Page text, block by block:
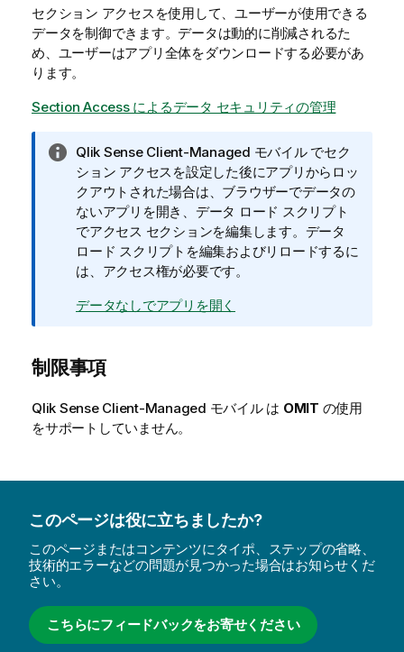
セクション アクセスを使用して、ユーザーが使用できる
データを制御できます。データは動的に削減されるた
め、ユーザーはアプリ全体をダウンロードする必要があ
ります。
Section Access によるデータ セキュリティの管理
情
報
メ
モ
Qlik Sense Client-Managed モバイルでセク
ション アクセスを設定した後にアプリからロッ
クアウトされた場合は、ブラウザーでデータの
ないアプリを開き、データ ロード スクリプト
でアクセス セクションを編集します。データ
ロード スクリプトを編集およびリロードするに
は、アクセス権が必要です。
データなしでアプリを開く
制限事項
Qlik Sense Client-Managed モバイルは OMIT の使用
をサポートしていません。
このページは役に立ちましたか?
このページまたはコンテンツにタイポ、ステップの省略、
技術的エラーなどの問題が見つかった場合はお知らせくだ
さい。
こちらにフィードバックをお寄せください